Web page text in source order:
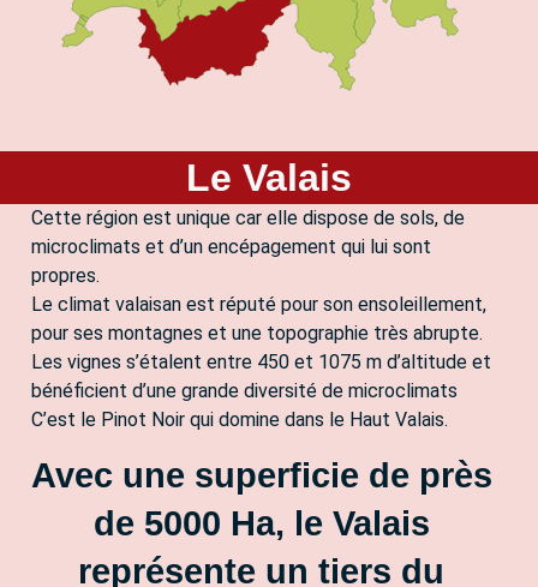
Le Valais
Cette région est unique car elle dispose de sols, de
microclimats et d’un encépagement qui lui sont
propres.
Le climat valaisan est réputé pour son ensoleillement,
pour ses montagnes et une topographie très abrupte.
Les vignes s’étalent entre 450 et 1075 m d’altitude et
bénéficient d’une grande diversité de microclimats
C’est le Pinot Noir qui domine dans le Haut Valais.
Avec une superficie de près
de 5000 Ha, le Valais
représente un tiers du